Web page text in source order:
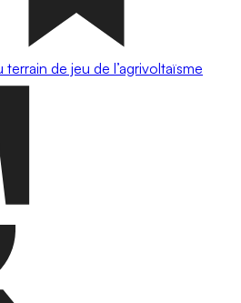
de jeu de l’agrivoltaïsme